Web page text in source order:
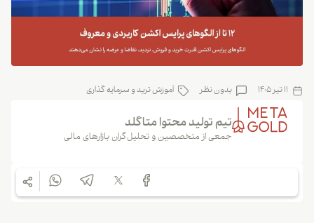
11 تیر 1405 بدون نظر آموزش ترید و سرمایه گذاری
تیم تولید محتوا متاگلد
جمعی از متخصصین و تحلیل‌گران بازارهای مالی